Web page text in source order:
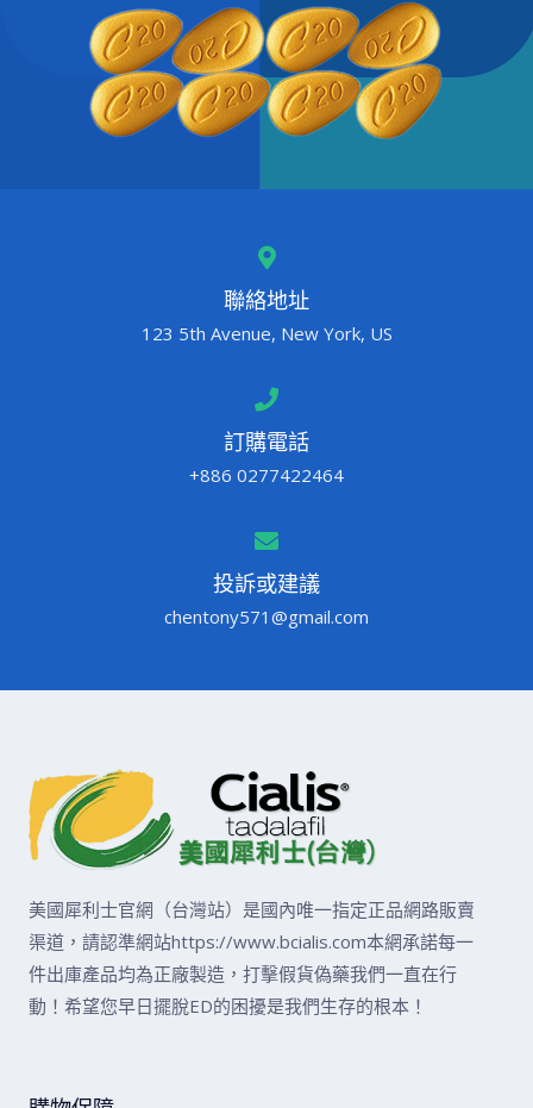
聯絡地址
123 5th Avenue, New York, US
訂購電話
+886 0277422464
投訴或建議
chentony571@gmail.com
美國犀利士官網（台灣站）是國內唯一指定正品網路販賣
渠道，請認準網站https://www.bcialis.com本網承諾每一
件出庫產品均為正廠製造，打擊假貨偽藥我們一直在行
動！希望您早日擺脫ED的困擾是我們生存的根本！